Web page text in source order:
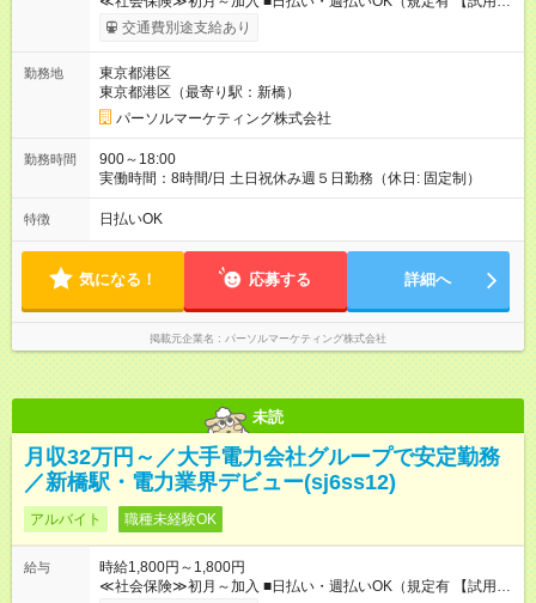
間】試用期間なし
交通費別途支給あり
勤務地
東京都港区
東京都港区（最寄り駅：新橋）
パーソルマーケティング株式会社
勤務時間
900～18:00
実働時間：8時間/日 土日祝休み週５日勤務（休日: 固定制）
特徴 日払いOK
気になる！ 応募する 詳細へ
掲載元企業名 パーソルマーケティング株式会社
未読
月収32万円～／大手電力会社グループで安定勤務
／新橋駅・電力業界デビュー(sj6ss12)
アルバイト 職種未経験OK
給与
時給1,800円～1,800円
≪社会保険≫初月～加入 ■日払い・週払いOK（規定有 【試用期